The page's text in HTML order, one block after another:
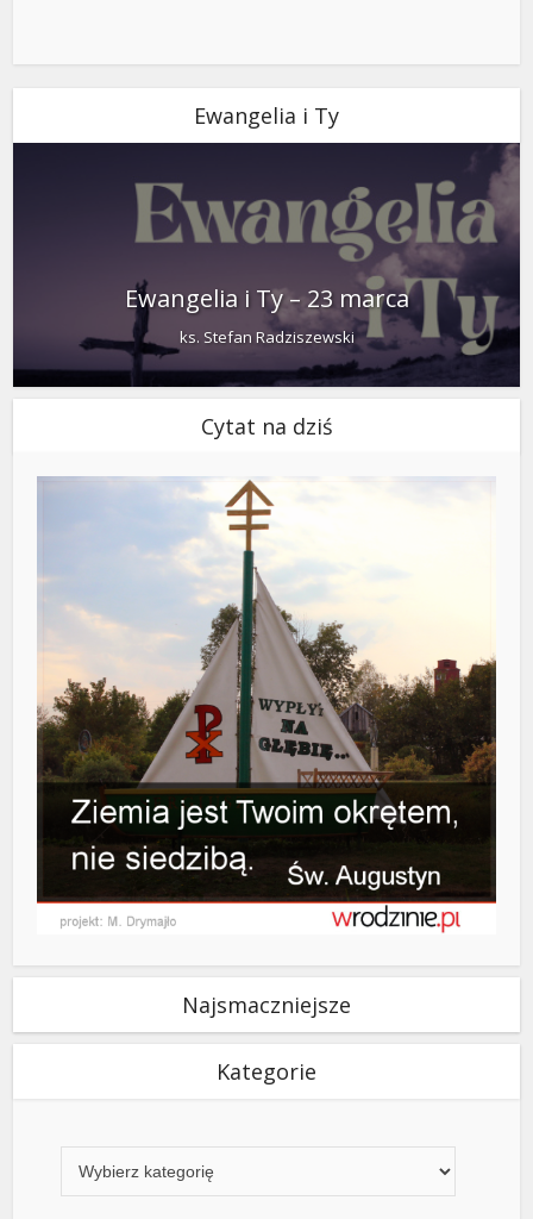
Ewangelia i Ty
Ewangelia i Ty – 23 marca
ks. Stefan Radziszewski
Cytat na dziś
Najsmaczniejsze
Kategorie